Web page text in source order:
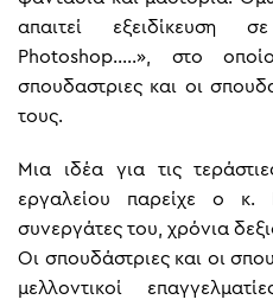
απαιτεί
Photoshop…..», στο
σπουδαστριες και οι
τους.
Μια ιδέα για τις
εργαλείου παρείχε ο κ.
συνεργάτες του, χρόνια
Οι σπουδάστριες και οι
μελλοντικοί